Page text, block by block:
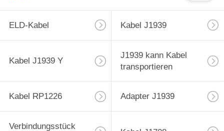
ELD-Kabel Kabel J1939
Kabel J1939 Y
J1939 kann Kabel
transportieren
Kabel RP1226 Adapter J1939
Verbindungsstück